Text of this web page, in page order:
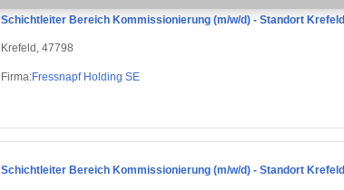
Schichtleiter Bereich Kommissionierung (m/w/d) - Standort Krefeld
Krefeld, 47798
Firma:Fressnapf Holding SE
Schichtleiter Bereich Kommissionierung (m/w/d) - Standort Krefeld